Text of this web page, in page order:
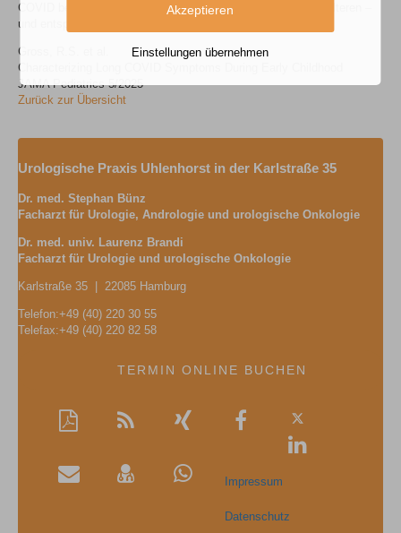
COVID bei kleinen Kindern andere Symptome zeigt als bei Älteren –
und entsprechend altersgerecht untersucht werden muss.
Gross, R.S. et al.
Characterizing Long COVID Symptoms During Early Childhood
JAMA Pediatrics 5/2025
Zurück zur Übersicht
Urologische Praxis Uhlenhorst in der Karlstraße 35
Dr. med. Stephan Bünz
Facharzt für Urologie, Andrologie und urologische Onkologie
Dr. med. univ. Laurenz Brandi
Facharzt für Urologie und urologische Onkologie
Karlstraße 35 | 22085 Hamburg
Telefon:+49 (40) 220 30 55
Telefax:+49 (40) 220 82 58
TERMIN ONLINE BUCHEN
als
PDF
mitteilen
Auf
Twitter
Impressum
Datenschutz
Akzeptieren
Einstellungen übernehmen